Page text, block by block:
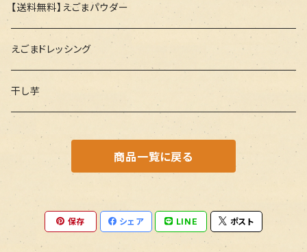
47g
【送料無料】えごまパウダー
えごまドレッシング
干し芋
商品一覧に戻る
保存 シェア LINE ポスト